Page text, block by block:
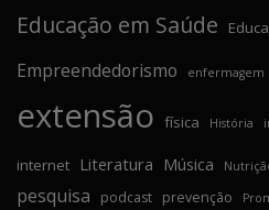
Educação em Saúde
Empreendedorismo enfermagem
extensão física História
internet Literatura Música
pesquisa podcast prevenção